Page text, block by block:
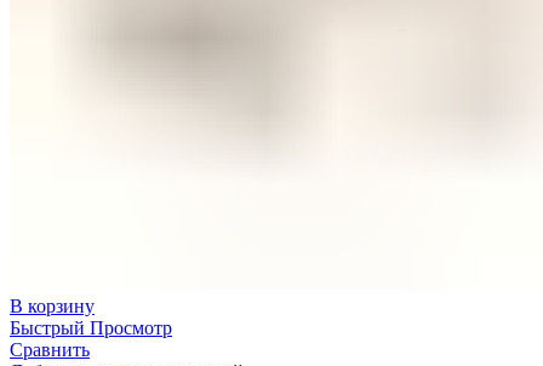
В корзину
Быстрый Просмотр
Сравнить